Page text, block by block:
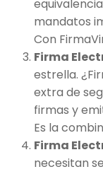
mandatos
Con
Firma
estrella.
extra de
firmas y
Es la
Firma
necesitan